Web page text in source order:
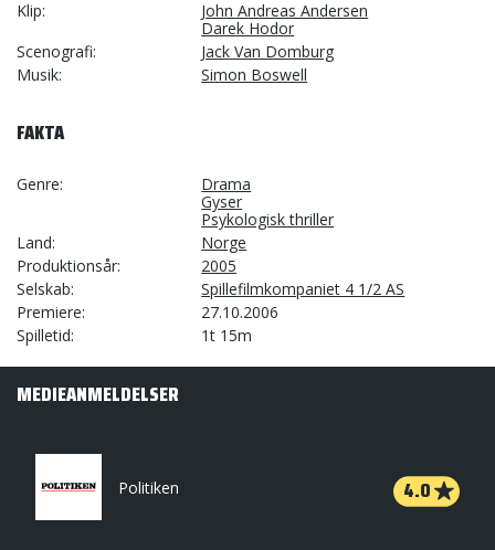
Klip
John Andreas Andersen
Darek Hodor
Scenografi
Jack Van Domburg
Musik
Simon Boswell
FAKTA
Genre
Drama
Gyser
Psykologisk thriller
Land
Norge
Produktionsår
2005
Selskab
Spillefilmkompaniet 4 1/2 AS
Premiere
27.10.2006
Spilletid
1t 15m
MEDIEANMELDELSER
Politiken 4.0